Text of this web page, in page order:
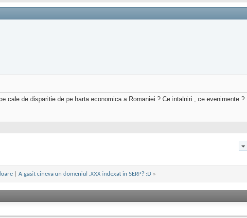
cale de disparitie de pe harta economica a Romaniei ? Ce intalniri , ce evenimente ?
A gasit cineva un domeniul .XXX indexat in SERP? :D »